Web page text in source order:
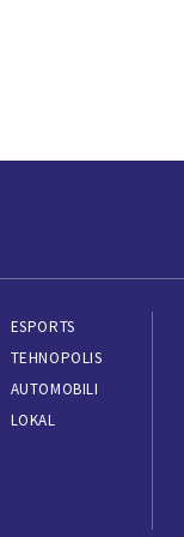
ESPORTS
TEHNOPOLIS
AUTOMOBILI
LOKAL